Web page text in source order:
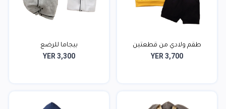
طقم ولادي من قطعتين
YER 3,700
بيجاما للرضع
YER 3,300